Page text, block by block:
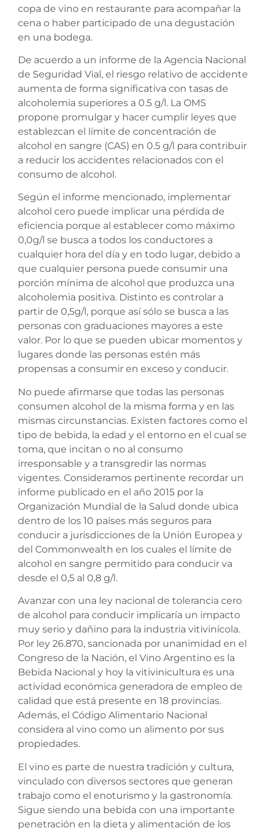
copa de vino en restaurante para acompañar la
cena o haber participado de una degustación
en una bodega.
De acuerdo a un informe de la Agencia Nacional
de Seguridad Vial, el riesgo relativo de accidente
aumenta de forma significativa con tasas de
alcoholemia superiores a 0.5 g/l. La OMS
propone promulgar y hacer cumplir leyes que
establezcan el límite de concentración de
alcohol en sangre (CAS) en 0.5 g/l para contribuir
a reducir los accidentes relacionados con el
consumo de alcohol.
Según el informe mencionado, implementar
alcohol cero puede implicar una pérdida de
eficiencia porque al establecer como máximo
0,0g/l se busca a todos los conductores a
cualquier hora del día y en todo lugar, debido a
que cualquier persona puede consumir una
porción mínima de alcohol que produzca una
alcoholemia positiva. Distinto es controlar a
partir de 0,5g/l, porque así sólo se busca a las
personas con graduaciones mayores a este
valor. Por lo que se pueden ubicar momentos y
lugares donde las personas estén más
propensas a consumir en exceso y conducir.
No puede afirmarse que todas las personas
consumen alcohol de la misma forma y en las
mismas circunstancias. Existen factores como el
tipo de bebida, la edad y el entorno en el cual se
toma, que incitan o no al consumo
irresponsable y a transgredir las normas
vigentes. Consideramos pertinente recordar un
informe publicado en el año 2015 por la
Organización Mundial de la Salud donde ubica
dentro de los 10 países más seguros para
conducir a jurisdicciones de la Unión Europea y
del Commonwealth en los cuales el límite de
alcohol en sangre permitido para conducir va
desde el 0,5 al 0,8 g/l.
Avanzar con una ley nacional de tolerancia cero
de alcohol para conducir implicaría un impacto
muy serio y dañino para la industria vitivinícola.
Por ley 26.870, sancionada por unanimidad en el
Congreso de la Nación, el Vino Argentino es la
Bebida Nacional y hoy la vitivinicultura es una
actividad económica generadora de empleo de
calidad que está presente en 18 provincias.
Además, el Código Alimentario Nacional
considera al vino como un alimento por sus
propiedades.
El vino es parte de nuestra tradición y cultura,
vinculado con diversos sectores que generan
trabajo como el enoturismo y la gastronomía.
Sigue siendo una bebida con una importante
penetración en la dieta y alimentación de los